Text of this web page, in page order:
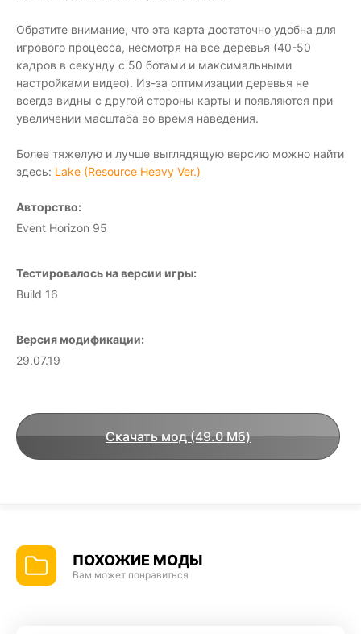
Обратите внимание, что эта карта достаточно удобна для
игрового процесса, несмотря на все деревья (40-50
кадров в секунду с 50 ботами и максимальными
настройками видео). Из-за оптимизации деревья не
всегда видны с другой стороны карты и появляются при
увеличении масштаба во время наведения.
Более тяжелую и лучше выглядящую версию можно найти
здесь: Lake (Resource Heavy Ver.)
Авторство:
Event Horizon 95
Тестировалось на версии игры:
Build 16
Версия модификации:
29.07.19
Скачать мод (49.0 Мб)
ПОХОЖИЕ МОДЫ
Вам может понравиться